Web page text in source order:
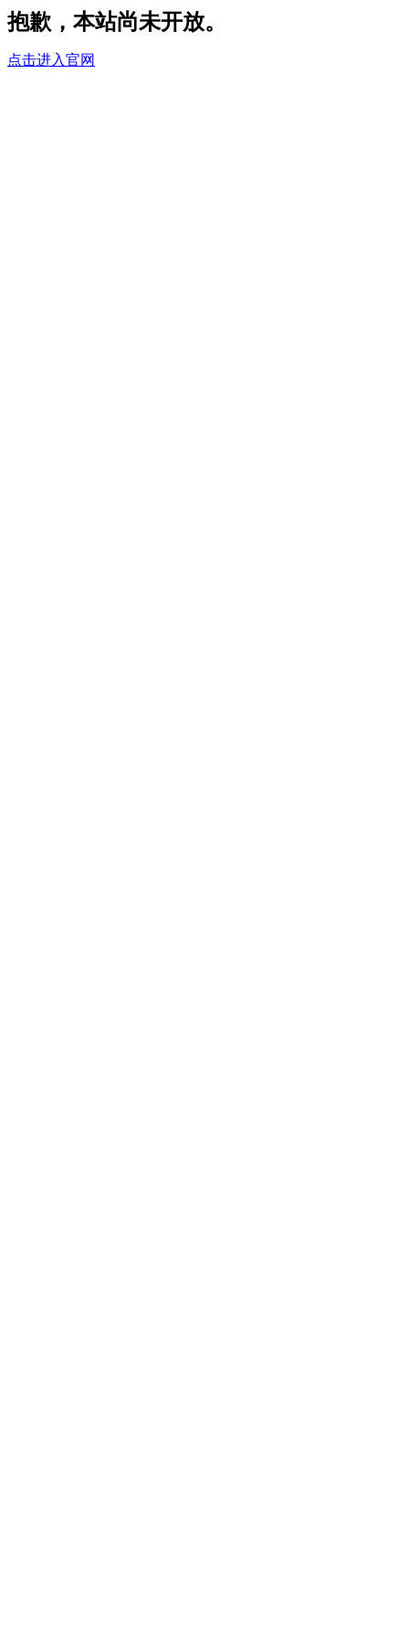
抱歉，本站尚未开放。
点击进入官网